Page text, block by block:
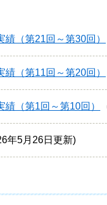
（第21回～第30回）
（第11回～第20回）
（第1回～第10回）
年5月26日更新